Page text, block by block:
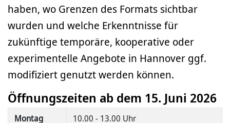
haben, wo Grenzen des Formats sichtbar
wurden und welche Erkenntnisse für
zukünftige temporäre, kooperative oder
experimentelle Angebote in Hannover ggf.
modifiziert genutzt werden können.
Öffnungszeiten ab dem 15. Juni 2026
Montag
10.00 - 13.00 Uhr